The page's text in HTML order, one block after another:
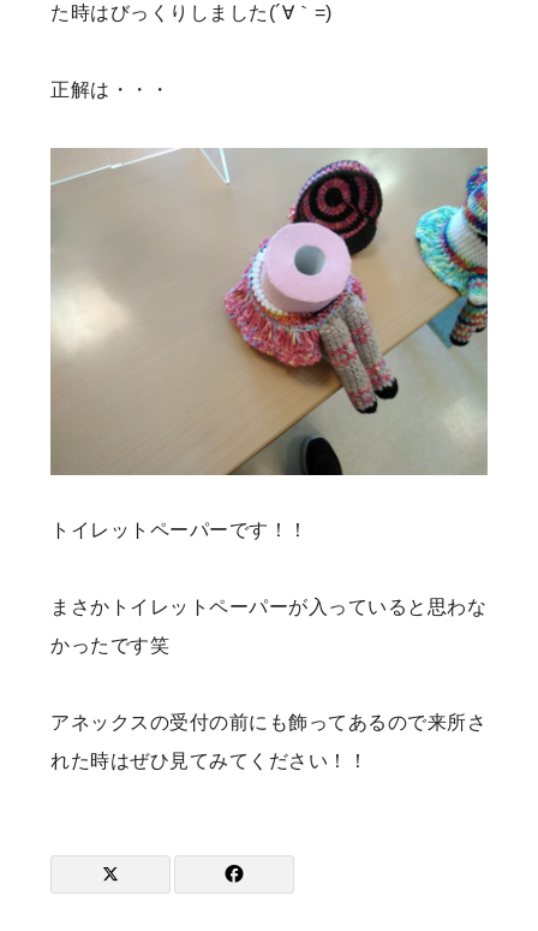
た時はびっくりしました(´∀｀=)
正解は・・・
トイレットペーパーです！！
まさかトイレットペーパーが入っていると思わな
かったです笑
アネックスの受付の前にも飾ってあるので来所さ
れた時はぜひ見てみてください！！